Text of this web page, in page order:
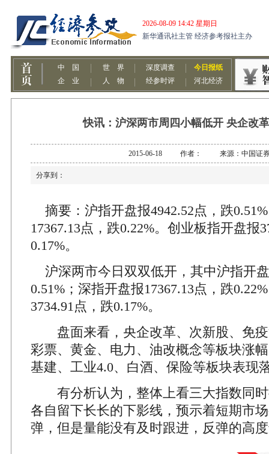
快讯：沪深两市周四小幅低开 央企改
2015-06-18 作者： 来源：中国证
分享到：
摘要：沪指开盘报4942.52点，跌
17367.13点，跌0.22%。创业板指开盘报
0.17%。
沪深两市今日双双低开，其中沪指开
0.51%；深指开盘报17367.13点，跌
3734.91点，跌0.17%。
盘面来看，央企改革、次新股、免疫
彩票、黄金、电力、油改概念等板块涨
基建、工业4.0、白酒、保险等板块表现
有分析认为，整体上看三大指数同时
各自留下长长的下影线，预示着短期市
弹，但是量能没有及时跟进，反弹的高